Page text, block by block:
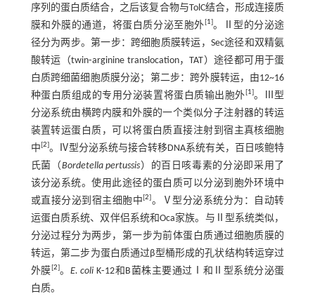
序列的蛋白质结合，之后该复合物与TolC结合，形成连接质
膜和外膜的通道，将蛋白质分泌至胞外[1]。Ⅱ型的分泌途
径分为两步。第一步：跨细胞质膜转运，Sec途径和双精氨
酸转运（twin⁃arginine translocation，TAT）途径都可用于蛋
白质跨细菌细胞质膜分泌；第二步：跨外膜转运，由12~16
种蛋白质组成的专用分泌装置将蛋白质输出胞外[1]。Ⅲ型
分泌系统由横跨内膜和外膜的一个类似分子注射器的转运
装置转运蛋白质，可以将蛋白质直接注射到宿主真核细胞
中[2]。Ⅳ型分泌系统与接合转移DNA系统有关，百日咳鲍特
氏菌（Bordetella pertussis）的百日咳毒素的分泌即采用了
该分泌系统。使用此途径的蛋白质可以分泌到胞外环境中
或直接分泌到宿主细胞中[2]。Ⅴ型分泌系统分为：自动转
运蛋白质系统、双伴侣系统和Oca家族。与Ⅱ型系统类似，
分泌过程分为两步，第一步为前体蛋白质通过细胞质膜的
转运，第二步为蛋白质通过β型桶形成的孔状结构转运穿过
外膜[2]。 E. coli K⁃12和B菌株主要通过Ⅰ和Ⅱ型系统分泌蛋
白质。